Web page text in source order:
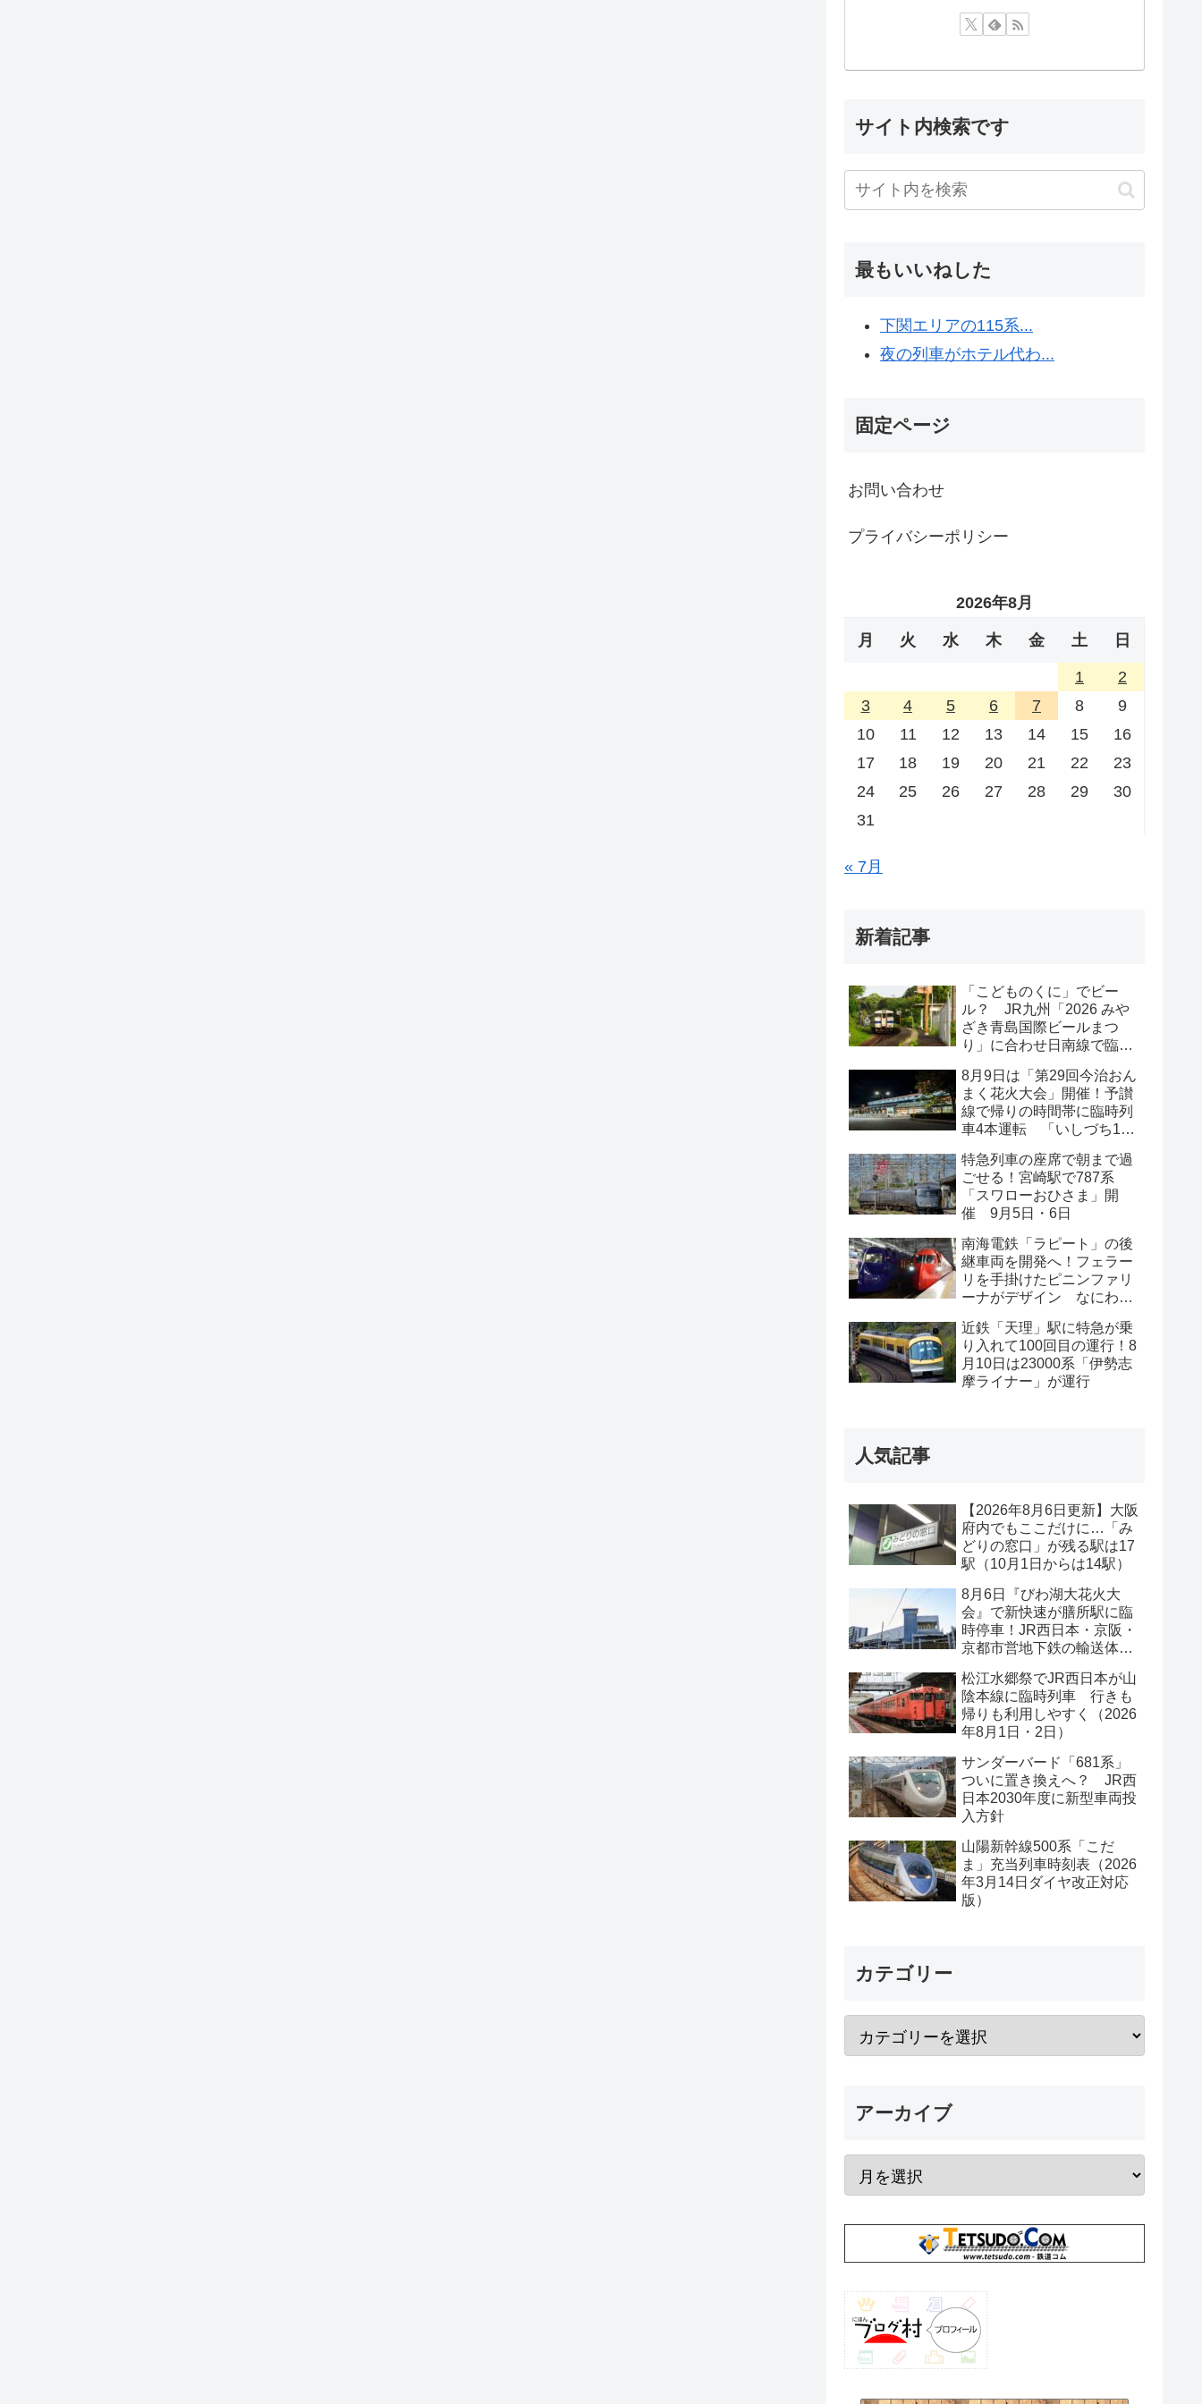
サイト内検索です
最もいいねした
下関エリアの115系...
夜の列車がホテル代わ...
固定ページ
お問い合わせ
プライバシーポリシー
2026年8月
月 火 水 木 金 土 日
1
2
3
4 5 6 7 8
9
10
11 12 13 14 15
16
17
18 19 20 21 22
23
24
25 26 27 28 29
30
31
« 7月
新着記事
「こどものくに」でビー
ル？ JR九州「2026 みや
ざき青島国際ビールまつ
り」に合わせ日南線で臨時
日・23日）
8月9日は「第29回今治おん
まく花火大会」開催！予讃
線で帰りの時間帯に臨時列
車4本運転 「いしづち104
運行
特急列車の座席で朝まで過
ごせる！宮崎駅で787系
「スワローおひさま」開
催 9月5日・6日
南海電鉄「ラピート」の後
継車両を開発へ！フェラー
リを手掛けたピニンファリ
ーナがデザイン なにわ筋
を導入
近鉄「天理」駅に特急が乗
り入れて100回目の運行！8
月10日は23000系「伊勢志
摩ライナー」が運行
人気記事
【2026年8月6日更新】大阪
府内でもここだけに…「み
どりの窓口」が残る駅は17
駅（10月1日からは14駅）
8月6日『びわ湖大花火大
会』で新快速が膳所駅に臨
時停車！JR西日本・京阪・
京都市営地下鉄の輸送体系
松江水郷祭でJR西日本が山
陰本線に臨時列車 行きも
帰りも利用しやすく（2026
年8月1日・2日）
サンダーバード「681系」
ついに置き換えへ？ JR西
日本2030年度に新型車両投
入方針
山陽新幹線500系「こだ
ま」充当列車時刻表（2026
年3月14日ダイヤ改正対応
版）
カテゴリー
アーカイブ